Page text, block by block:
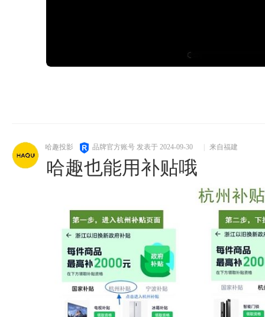
哈趣投影 品牌官方账号 发表于 2024-09-30 来自福建
哈趣也能用补贴哦